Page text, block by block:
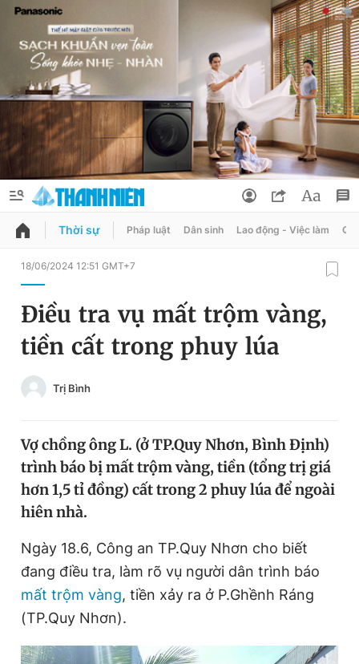
QUẢNG CÁO
Chuyên mục
Chuyên mục khác
Tin thị trường Tin 360
Video
Sản phẩm khác
Tiện ích Bạn cần biết
Thông tin tòa soạn Liên hệ quảng cáo
Đổi mật khẩu
Tin đã lưu
Tin đã xem
Đăng xuất
Thời sự Pháp luật Dân sinh Lao động - Việc làm
18/06/2024 12:51 GMT+7
Điều tra vụ mất trộm vàng,
tiền cất trong phuy lúa
Trị Bình
Vợ chồng ông L. (ở TP.Quy Nhơn, Bình Định)
trình báo bị mất trộm vàng, tiền (tổng trị giá
hơn 1,5 tỉ đồng) cất trong 2 phuy lúa để ngoài
hiên nhà.
Ngày 18.6, Công an TP.Quy Nhơn cho biết
đang điều tra, làm rõ vụ người dân trình báo
mất trộm vàng, tiền xảy ra ở P.Ghềnh Ráng
(TP.Quy Nhơn).